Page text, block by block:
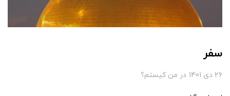
سفر
26 دی 1401 در من کیستم؟